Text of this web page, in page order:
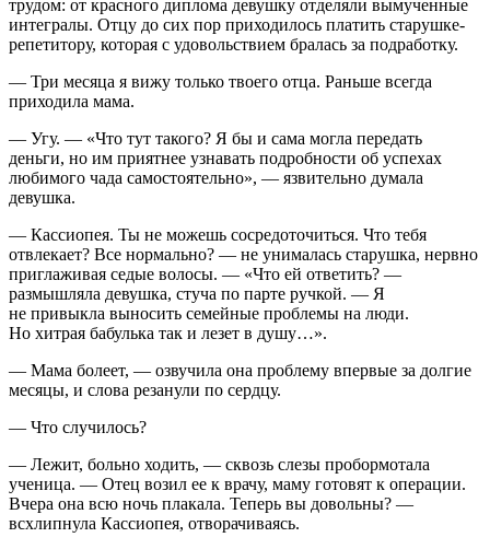
трудом: от красного диплома девушку отделяли вымученные
интегралы. Отцу до сих пор приходилось платить старушке-
репетитору, которая с удовольствием бралась за подработку.
— Три месяца я вижу только твоего отца. Раньше всегда
приходила мама.
— Угу. — «Что тут такого? Я бы и сама могла передать
деньги, но им приятнее узнавать подробности об успехах
любимого чада самостоятельно», — язвительно думала
девушка.
— Кассиопея. Ты не можешь сосредоточиться. Что тебя
отвлекает? Все нормально? — не унималась старушка, нервно
приглаживая седые волосы. — «Что ей ответить? —
размышляла девушка, стуча по парте ручкой. — Я
не привыкла выносить семейные проблемы на люди.
Но хитрая бабулька так и лезет в душу…».
— Мама болеет, — озвучила она проблему впервые за долгие
месяцы, и слова резанули по сердцу.
— Что случилось?
— Лежит, больно ходить, — сквозь слезы пробормотала
ученица. — Отец возил ее к врачу, маму готовят к операции.
Вчера она всю ночь плакала. Теперь вы довольны? —
всхлипнула Кассиопея, отворачиваясь.